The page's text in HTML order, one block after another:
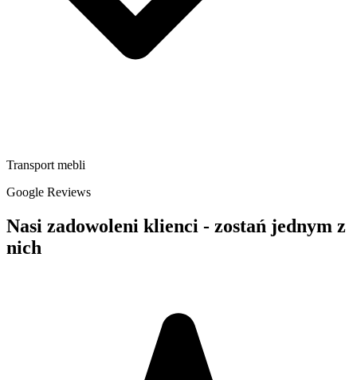
Transport mebli
Google Reviews
Nasi zadowoleni klienci - zostań jednym z
nich